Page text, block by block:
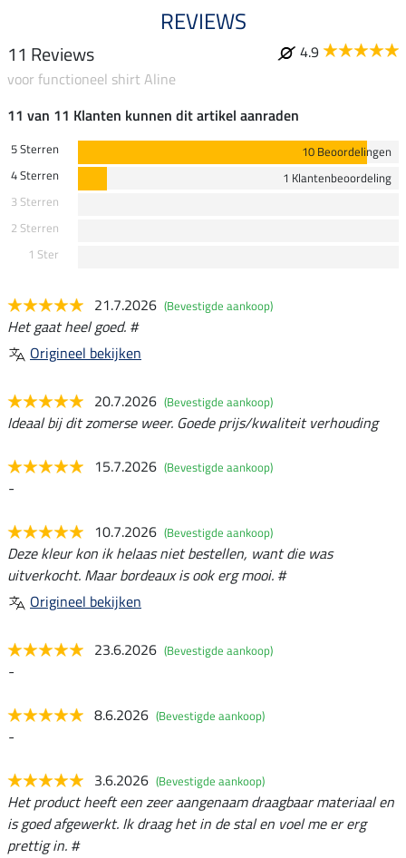
REVIEWS
11 Reviews
4.9
voor functioneel shirt Aline
11 van 11 Klanten kunnen dit artikel aanraden
5 Sterren
10 Beoordelingen
4 Sterren
1 Klantenbeoordeling
3 Sterren
2 Sterren
1 Ster
21.7.2026 (Bevestigde aankoop)
Het gaat heel goed. #
Origineel bekijken
20.7.2026 (Bevestigde aankoop)
Ideaal bij dit zomerse weer. Goede prijs/kwaliteit verhouding
15.7.2026 (Bevestigde aankoop)
-
10.7.2026 (Bevestigde aankoop)
Deze kleur kon ik helaas niet bestellen, want die was
uitverkocht. Maar bordeaux is ook erg mooi. #
Origineel bekijken
23.6.2026 (Bevestigde aankoop)
-
8.6.2026 (Bevestigde aankoop)
-
3.6.2026 (Bevestigde aankoop)
Het product heeft een zeer aangenaam draagbaar materiaal en
is goed afgewerkt. Ik draag het in de stal en voel me er erg
prettig in. #